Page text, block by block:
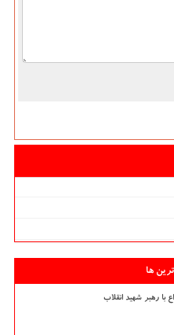
ها
با رهبر شهید انقلاب